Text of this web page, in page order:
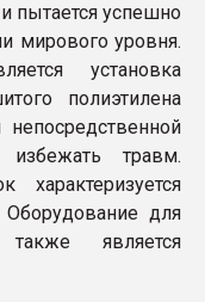
пытается успешно
мирового уровня.
установка
полиэтилена
травм.
для
является